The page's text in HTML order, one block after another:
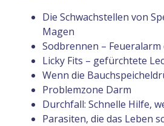
Die Schwachstellen von
Magen
Sodbrennen –
Licky Fits – gefürchtete
Wenn die
Problemzone Darm
Durchfall: Schnelle Hilfe,
Parasiten, die das Leben